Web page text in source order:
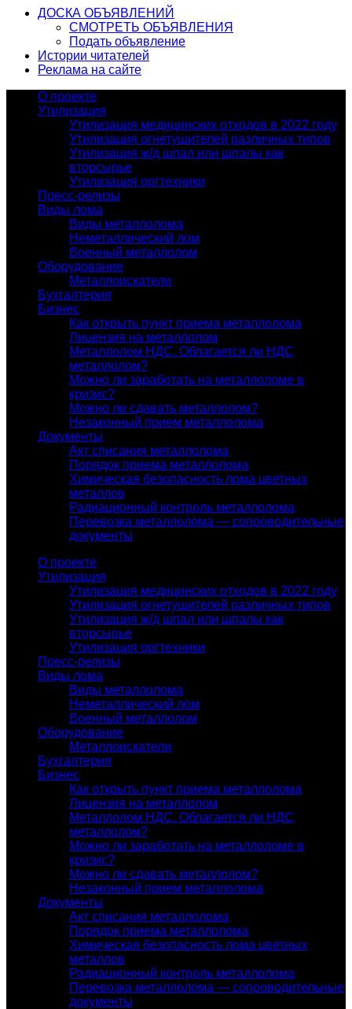
ДОСКА ОБЪЯВЛЕНИЙ
СМОТРЕТЬ ОБЪЯВЛЕНИЯ
Подать объявление
Истории читателей
Реклама на сайте
О проекте
Утилизация
Утилизация медицинских отходов в 2022 году
Утилизация огнетушителей различных типов
Утилизация ж/д шпал или шпалы как
вторсырье
Утилизация оргтехники
Пресс-релизы
Виды лома
Виды металлолома
Неметаллический лом
Военный металлолом
Оборудование
Металлоискатели
Бухгалтерия
Бизнес
Как открыть пункт приема металлолома
Лицензия на металлолом
Металлолом НДС. Облагается ли НДС
металлолом?
Можно ли заработать на металлоломе в
кризис?
Можно ли сдавать металлолом?
Незаконный прием металлолома
Документы
Акт списания металлолома
Порядок приема металлолома
Химическая безопасность лома цветных
металлов
Радиационный контроль металлолома
Перевозка металлолома — сопроводительные
документы
О проекте
Утилизация
Утилизация медицинских отходов в 2022 году
Утилизация огнетушителей различных типов
Утилизация ж/д шпал или шпалы как
вторсырье
Утилизация оргтехники
Пресс-релизы
Виды лома
Виды металлолома
Неметаллический лом
Военный металлолом
Оборудование
Металлоискатели
Бухгалтерия
Бизнес
Как открыть пункт приема металлолома
Лицензия на металлолом
Металлолом НДС. Облагается ли НДС
металлолом?
Можно ли заработать на металлоломе в
кризис?
Можно ли сдавать металлолом?
Незаконный прием металлолома
Документы
Акт списания металлолома
Порядок приема металлолома
Химическая безопасность лома цветных
металлов
Радиационный контроль металлолома
Перевозка металлолома — сопроводительные
документы